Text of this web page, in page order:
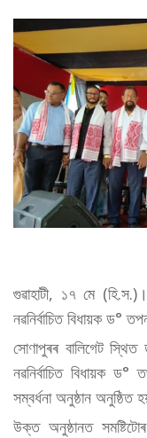
গুৱাহাটী, ১৭ মে
নৱনিৰ্বাচিত বিধায়ক ড°
সোণাপুৰৰ বালিগেট
নৱনিৰ্বাচিত বিধায়ক ড°
সম্বৰ্ধনা অনুষ্ঠান অনুষ্ঠিত
উক্ত অনুষ্ঠানত